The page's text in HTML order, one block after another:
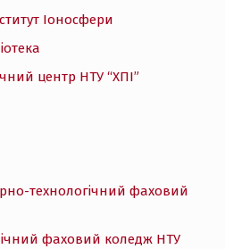
Іоносфери
центр НТУ “ХПІ”
технологічний фаховий
фаховий коледж НТУ